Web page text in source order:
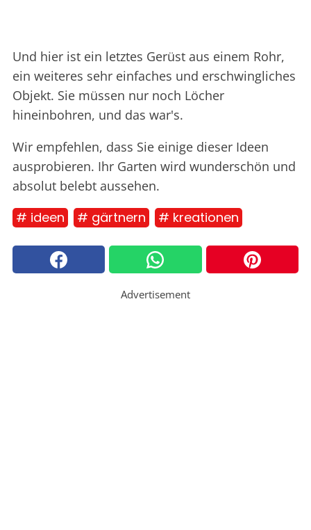
Und hier ist ein letztes Gerüst aus einem Rohr,
ein weiteres sehr einfaches und erschwingliches
Objekt. Sie müssen nur noch Löcher
hineinbohren, und das war's.
Wir empfehlen, dass Sie einige dieser Ideen
ausprobieren. Ihr Garten wird wunderschön und
absolut belebt aussehen.
# ideen # gärtnern # kreationen
Advertisement